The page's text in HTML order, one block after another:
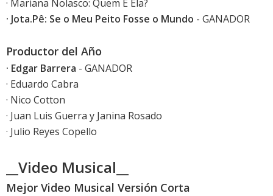
· Mariana Nolasco: Quem É Ela?
· Jota.Pê: Se o Meu Peito Fosse o Mundo - GANADOR
Productor del Año
· Edgar Barrera - GANADOR
· Eduardo Cabra
· Nico Cotton
· Juan Luis Guerra y Janina Rosado
· Julio Reyes Copello
__Video Musical__
Mejor Video Musical Versión Corta